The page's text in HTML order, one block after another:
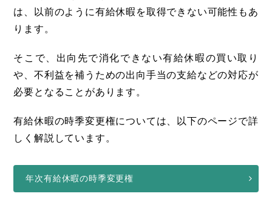
は、以前のように有給休暇を取得できない可能性もあ
ります。
そこで、出向先で消化できない有給休暇の買い取り
や、不利益を補うための出向手当の支給などの対応が
必要となることがあります。
有給休暇の時季変更権については、以下のページで詳
しく解説しています。
年次有給休暇の時季変更権